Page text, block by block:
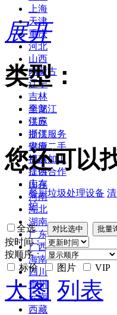
上海
天津
重庆
河北
山西
内蒙古
辽宁
吉林
黑龙江
江苏
浙江
安徽
福建
江西
山东
河南
湖北
湖南
广东
广西
海南
四川
贵州
云南
西藏
展开
类型：
全部
供应
提供服务
供应二手
提供加工
提供合作
库存
您还可以
餐厨垃圾处理设备
炉
全选
按时间：
按顺序：
标价
图片 VIP
大图 列表